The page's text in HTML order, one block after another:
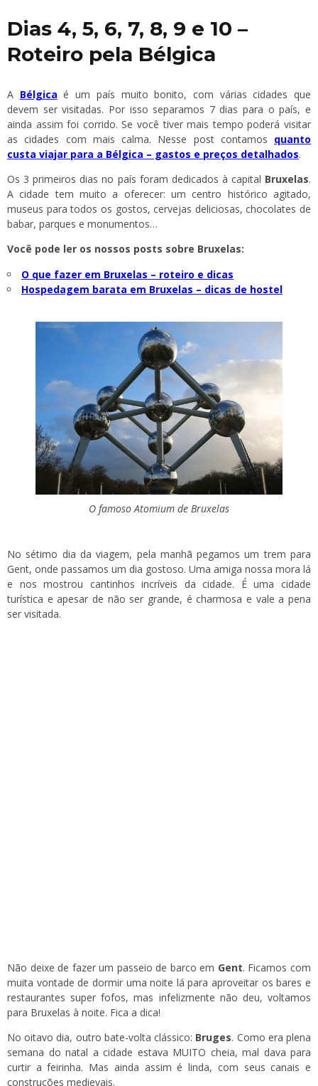
Dias 4, 5, 6, 7, 8, 9 e 10 –
Roteiro pela Bélgica
A Bélgica é um país muito bonito, com várias cidades que
devem ser visitadas. Por isso separamos 7 dias para o país, e
ainda assim foi corrido. Se você tiver mais tempo poderá visitar
as cidades com mais calma. Nesse post contamos quanto
custa viajar para a Bélgica – gastos e preços detalhados.
Os 3 primeiros dias no país foram dedicados à capital Bruxelas.
A cidade tem muito a oferecer: um centro histórico agitado,
museus para todos os gostos, cervejas deliciosas, chocolates de
babar, parques e monumentos…
Você pode ler os nossos posts sobre Bruxelas:
O que fazer em Bruxelas – roteiro e dicas
Hospedagem barata em Bruxelas – dicas de hostel
O famoso Atomium de Bruxelas
No sétimo dia da viagem, pela manhã pegamos um trem para
Gent, onde passamos um dia gostoso. Uma amiga nossa mora lá
e nos mostrou cantinhos incríveis da cidade. É uma cidade
turística e apesar de não ser grande, é charmosa e vale a pena
ser visitada.
Não deixe de fazer um passeio de barco em Gent. Ficamos com
muita vontade de dormir uma noite lá para aproveitar os bares e
restaurantes super fofos, mas infelizmente não deu, voltamos
para Bruxelas à noite. Fica a dica!
No oitavo dia, outro bate-volta clássico: Bruges. Como era plena
semana do natal a cidade estava MUITO cheia, mal dava para
curtir a feirinha. Mas ainda assim é linda, com seus canais e
construções medievais.